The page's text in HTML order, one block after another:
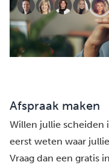
Afspraak maken
Willen jullie scheiden
eerst weten waar
Vraag dan een gratis